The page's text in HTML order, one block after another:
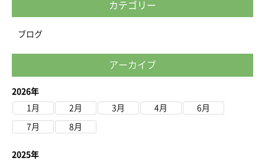
カテゴリー
ブログ
アーカイブ
2026年
1月
2月 3月 4月 6月
7月 8月
2025年